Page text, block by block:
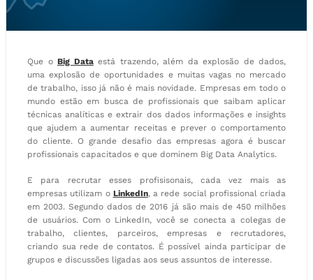
Que o Big Dataestá trazendo, além da explosão de dados,
uma explosão de oportunidades e muitas vagas no mercado
de trabalho, isso já não é mais novidade. Empresas em todo o
mundo estão em busca de profissionais que saibam aplicar
técnicas analíticas e extrair dos dados informações e insights
que ajudem a aumentar receitas e prever o comportamento
do cliente. O grande desafio das empresas agora é buscar
profissionais capacitados e que dominem Big Data Analytics.
E para recrutar esses profisisonais, cada vez mais as
empresas utilizam o LinkedIn, a rede social profissional criada
em 2003. Segundo dados de 2016 já são mais de 450 milhões
de usuários. Com o LinkedIn, você se conecta a colegas de
trabalho, clientes, parceiros, empresas e recrutadores,
criando sua rede de contatos. É possível ainda participar de
grupos e discussões ligadas aos seus assuntos de interesse.